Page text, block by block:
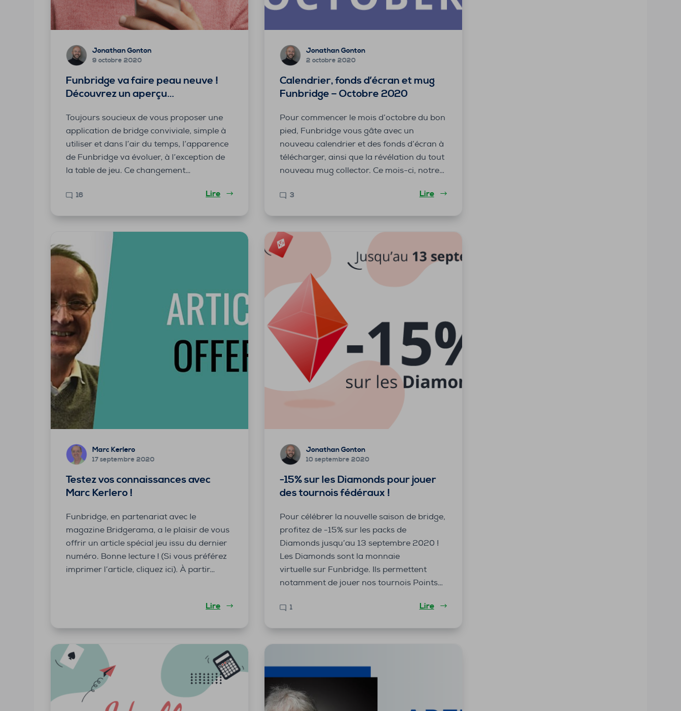
Jonathan Gonton
9 octobre 2020
Funbridge va faire peau neuve !
Découvrez un aperçu…
Toujours soucieux de vous proposer une
application de bridge conviviale, simple à
utiliser et dans l’air du temps, l’apparence
de Funbridge va évoluer, à l’exception de
la table de jeu. Ce changement…
16 Lire
Jonathan Gonton
2 octobre 2020
Calendrier, fonds d’écran et mug
Funbridge – Octobre 2020
Pour commencer le mois d’octobre du bon
pied, Funbridge vous gâte avec un
nouveau calendrier et des fonds d’écran à
télécharger, ainsi que la révélation du tout
nouveau mug collector. Ce mois-ci, notre…
3 Lire
Marc Kerlero
17 septembre 2020
Testez vos connaissances avec
Marc Kerlero !
Funbridge, en partenariat avec le
magazine Bridgerama, a le plaisir de vous
offrir un article spécial jeu issu du dernier
numéro. Bonne lecture ! (Si vous préférez
imprimer l’article, cliquez ici). À partir…
Lire
Jonathan Gonton
10 septembre 2020
-15% sur les Diamonds pour jouer
des tournois fédéraux !
Pour célébrer la nouvelle saison de bridge,
profitez de -15% sur les packs de
Diamonds jusqu’au 13 septembre 2020 !
Les Diamonds sont la monnaie
virtuelle sur Funbridge. Ils permettent
notamment de jouer nos tournois Points…
1 Lire